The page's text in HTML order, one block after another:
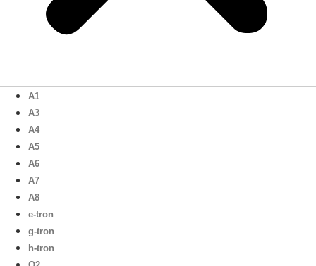
A1
A3
A4
A5
A6
A7
A8
e-tron
g-tron
h-tron